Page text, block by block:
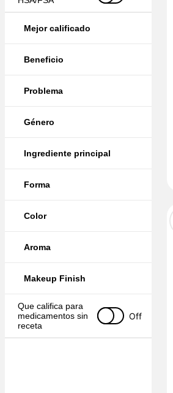
Mejor calificado
Beneficio
Problema
Género
Ingrediente principal
Forma
Color
Aroma
Makeup Finish
Que califica para
medicamentos sin
receta
Off